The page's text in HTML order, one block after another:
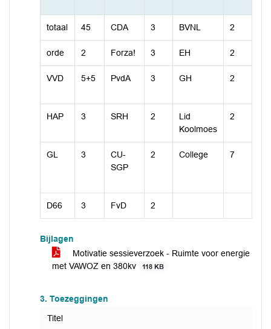
totaal 45 CDA 3 BVNL 2
orde 2 Forza! 3 EH 2
VVD 5+5 PvdA 3 GH 2
HAP 3 SRH 2
Lid
Koolmoes
2
GL 3
CU-
SGP
2 College 7
D66 3 FvD 2
Bijlagen
Motivatie sessieverzoek - Ruimte voor energie
met VAWOZ en 380kv
118 KB
3. Toezeggingen
Titel